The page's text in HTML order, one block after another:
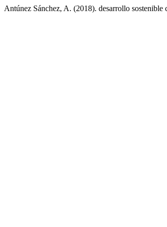
Antúnez Sánchez, A. (2018). desarrollo sostenible